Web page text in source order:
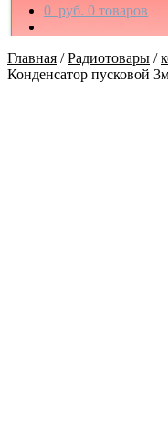
0 руб. 0 товаров
Главная /Радиотовары /
Конденсатор пусковой